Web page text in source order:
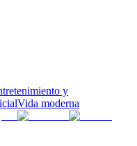
y
Vida moderna